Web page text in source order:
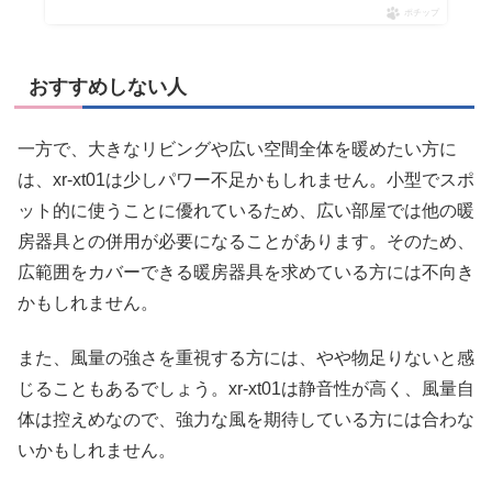
ポチップ
おすすめしない人
一方で、大きなリビングや広い空間全体を暖めたい方に
は、xr-xt01は少しパワー不足かもしれません。小型でスポ
ット的に使うことに優れているため、広い部屋では他の暖
房器具との併用が必要になることがあります。そのため、
広範囲をカバーできる暖房器具を求めている方には不向き
かもしれません。
また、風量の強さを重視する方には、やや物足りないと感
じることもあるでしょう。xr-xt01は静音性が高く、風量自
体は控えめなので、強力な風を期待している方には合わな
いかもしれません。